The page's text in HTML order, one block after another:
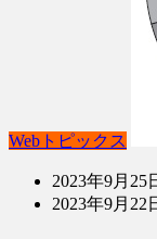
Webトピックス
2023年9月25
2023年9月22